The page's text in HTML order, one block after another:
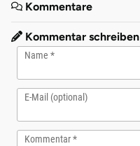
Kommentare
Kommentar schreiben
Name
E-Mail (optional)
Kommentar